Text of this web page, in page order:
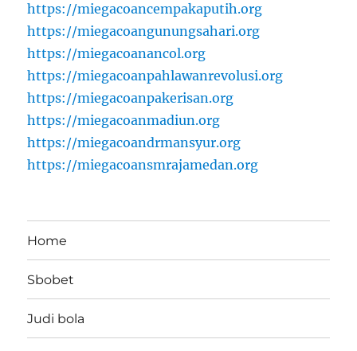
https://miegacoancempakaputih.org
https://miegacoangunungsahari.org
https://miegacoanancol.org
https://miegacoanpahlawanrevolusi.org
https://miegacoanpakerisan.org
https://miegacoanmadiun.org
https://miegacoandrmansyur.org
https://miegacoansmrajamedan.org
Home
Sbobet
Judi bola